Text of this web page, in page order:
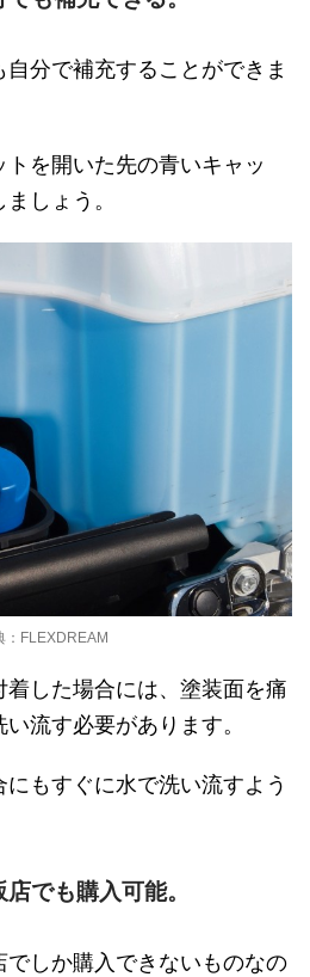
分で補充することができま
を開いた先の青いキャッ
しょう。
：FLEXDREAM
した場合には、塗装面を痛
流す必要があります。
もすぐに水で洗い流すよう
でも購入可能。
でしか購入できないものなの